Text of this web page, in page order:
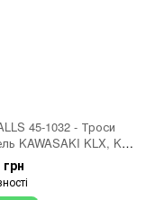
45-1032 - Троси
KAWASAKI KLX, KX
2006-2010